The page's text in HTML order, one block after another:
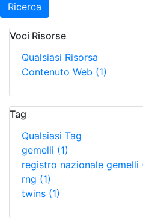
Ricerca
Voci Risorse
Qualsiasi Risorsa
Contenuto Web (1)
Tag
Qualsiasi Tag
gemelli (1)
registro nazionale gemelli
rng (1)
twins (1)